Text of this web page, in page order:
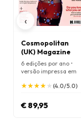
‹
Cosmopolitan
(UK) Magazine
6 edições por ano •
versão impressa em
★
★★
★★
★★
★★
★ (4.0/5.0)
€ 89,95